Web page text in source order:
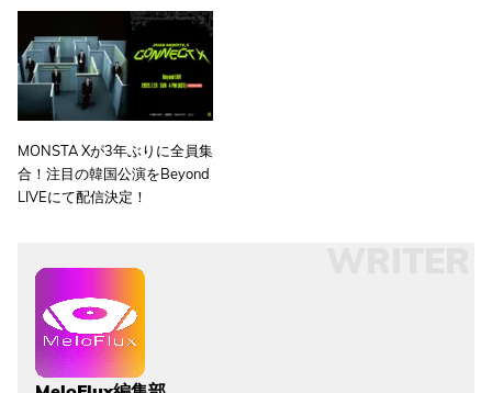
MONSTA Xが3年ぶりに全員集
合！注目の韓国公演をBeyond
LIVEにて配信決定！